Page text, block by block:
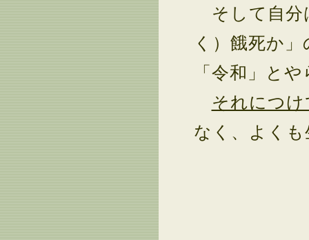
そして自分
く）餓死か
「令和」と
それにつ
なく、よく